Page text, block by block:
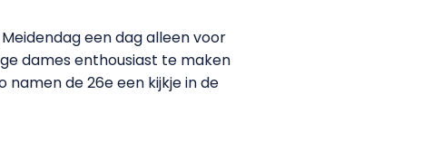
een dag alleen voor
dames enthousiast te maken
de 26e een kijkje in de